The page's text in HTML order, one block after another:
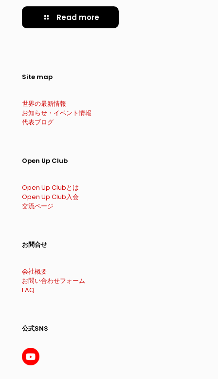
Read more
Site map
世界の最新情報
お知らせ・イベント情報
代表ブログ
Open Up Club
Open Up Clubとは
Open Up Club入会
交流ページ
お問合せ
会社概要
お問い合わせフォーム
FAQ
公式SNS